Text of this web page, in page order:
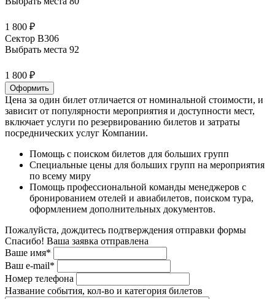
1 800 ₽
Сектор В306
Выбрать места 92
1 800 ₽
Оформить
Цена за один билет отличается от номинальной стоимости, и
зависит от популярности мероприятия и доступности мест,
включает услуги по резервированию билетов и затраты
посреднических услуг Компании.
Помощь с поиском билетов для больших групп
Специальные цены для больших групп на мероприятия
по всему миру
Помощь профессиональной команды менеджеров с
бронированием отелей и авиабилетов, поиском тура,
оформлением дополнительных документов.
Пожалуйста, дождитесь подтверждения отправки формы
Спасибо! Ваша заявка отправлена
Ваше имя*
Ваш e-mail*
Номер телефона
Название события, кол-во и категория билетов